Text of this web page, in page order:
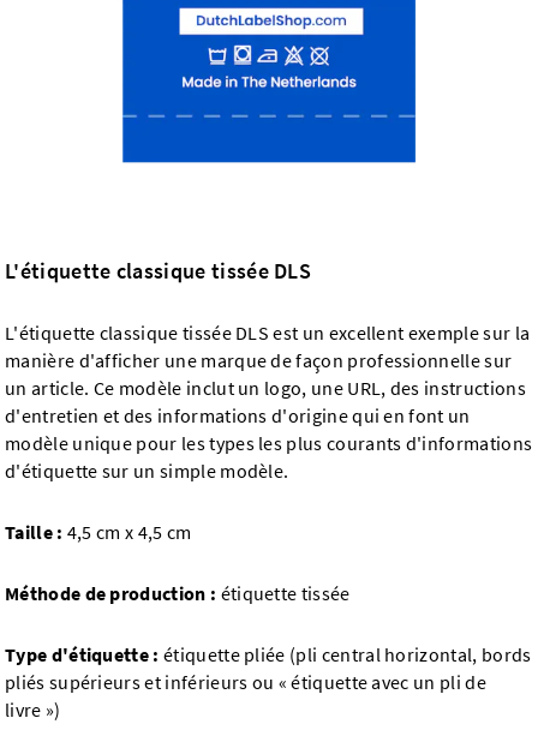
L'étiquette classique tissée DLS
L'étiquette classique tissée DLS est un excellent exemple sur la
manière d'afficher une marque de façon professionnelle sur
un article. Ce modèle inclut un logo, une URL, des instructions
d'entretien et des informations d'origine qui en font un
modèle unique pour les types les plus courants d'informations
d'étiquette sur un simple modèle.
Taille : 4,5 cm x 4,5 cm
Méthode de production : étiquette tissée
Type d'étiquette : étiquette pliée (pli central horizontal, bords
pliés supérieurs et inférieurs ou « étiquette avec un pli de
livre »)